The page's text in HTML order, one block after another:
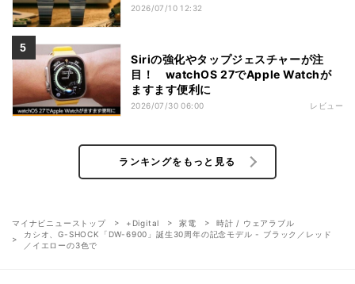
2026/07/10 12:32
Siriの強化やタップジェスチャーが注
目！ watchOS 27でApple Watchが
ますます便利に
2026/07/30 06:00 レビュー
ランキングをもっと見る
マイナビニューストップ +Digital 家電
時計 / ウェアラブル
カシオ、G-SHOCK「DW-6900」誕生30周年の記念モデル - ブラック／レッド
／イエローの3色で